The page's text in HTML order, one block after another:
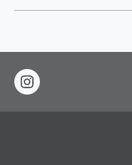
instagram